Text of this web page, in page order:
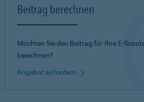
Beitrag berechnen
Möchten Sie den Beitrag für Ihre E-
berechnen?
Angebot anfordern